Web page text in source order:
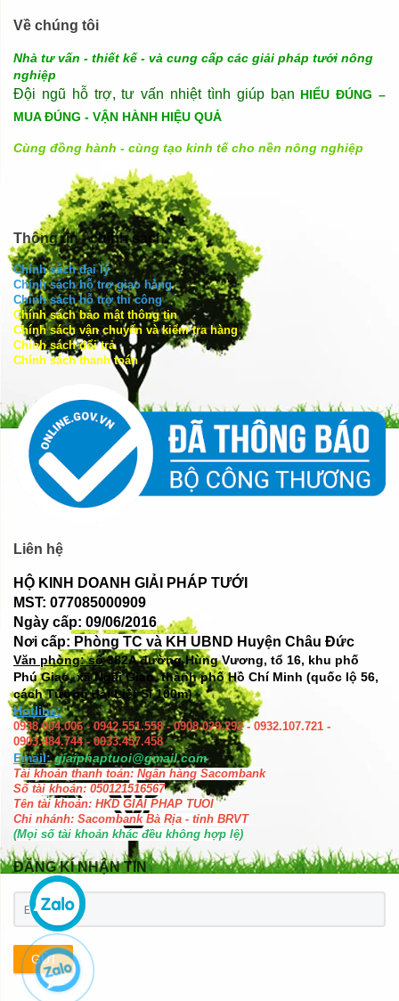
Về chúng tôi
Nhà tư vấn - thiết kế - và cung cấp các giải pháp tưới nông
nghiệp
Đội ngũ hỗ trợ, tư vấn nhiệt tình giúp bạn HIỂU ĐÚNG –
MUA ĐÚNG - VẬN HÀNH HIỆU QUẢ
Cùng đồng hành - cùng tạo kinh tế cho nền nông nghiệp
Thông tin - chính sách
Chính sách đại lý
Chính sách hỗ trợ giao hàng
Chính sách hỗ trợ thi công
Chính sách bảo mật thông tin
Chính sách vận chuyển và kiểm tra hàng
Chính sách đổi trả
Chính sách thanh toán
Liên hệ
HỘ KINH DOANH GIẢI PHÁP TƯỚI
MST: 077085000909
Ngày cấp: 09/06/2016
Nơi cấp: Phòng TC và KH UBND Huyện Châu Đức
Văn phòng: số382A đường Hùng Vương, tổ 16, khu phố
Phú Giao, xã Ngãi Giao, thành phố Hồ Chí Minh (quốc lộ 56,
cách Tượng đài Liệt Sĩ 100m)
Hotline:
0938.004.006 - 0942.551.558 - 0908.029.292 - 0932.107.721 -
0903.484.744 - 0933.457.458
Email: giaiphaptuoi@gmail.com
Tài khoản thanh toán: Ngân hàng Sacombank
Số tài khoản: 050121516567
Tên tài khoản: HKD GIAI PHAP TUOI
Chi nhánh: Sacombank Bà Rịa - tỉnh BRVT
(Mọi số tài khoản khác đều không hợp lệ)
ĐĂNG KÍ NHẬN TIN
GỬI